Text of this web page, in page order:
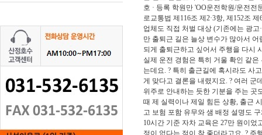
호 · 등록 학원만 'OO운전학원/운전
로교통법 제116조 제2·3항, 제152조
업체도 직접 처벌 대상 (기존에는 광
만 출퇴근 길은 늘상 변수가 많아서
되게 출퇴근하고 싶어서 주행을 다시
실제 운전 경험은 특히 거울 확인 같
는데요. ? 특히 출근길에 혹시라도 사
게 맞다고 결론을 내렸지요. ? 여러 군
위주로 안내하는 듯한 기분을 주는 곳
때 제 실력이나 제일 힘든 상황, 출근
고 보험 포함 유무와 샘 배정 설명도
10시간 기준 자차 교육은 27만 원이었
정이 없다는 점이 참 좋더라고요. ? 주